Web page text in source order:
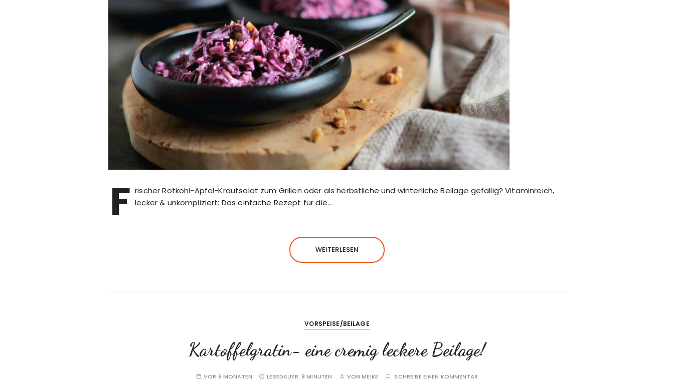
F rischer Rotkohl-Apfel-Krautsalat zum Grillen oder als herbstliche und winterliche Beilage gefällig? Vitaminreich,
lecker & unkompliziert: Das einfache Rezept für die…
WEITERLESEN
VORSPEISE/BEILAGE
Kartoffelgratin- eine cremig leckere Beilage!
VOR 8 MONATEN LESEDAUER: 8 MINUTEN VONMEIKE SCHREIBE EINEN KOMMENTAR